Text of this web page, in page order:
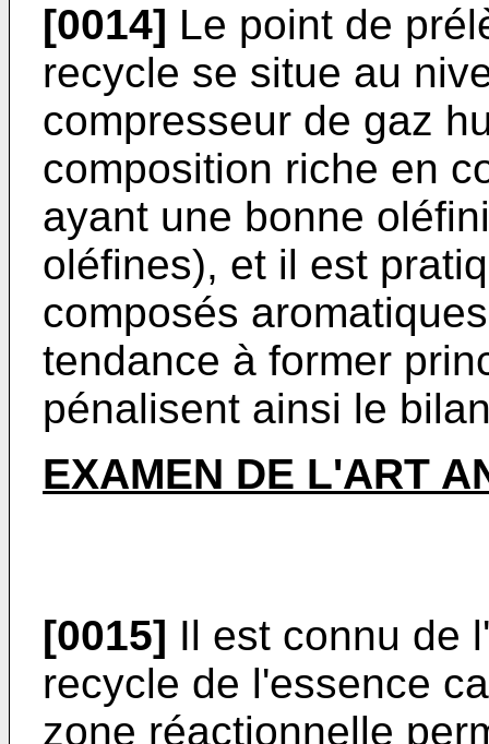
[0014] Le point de
recycle se situe au
compresseur de gaz
composition riche en
ayant une bonne
oléfines), et il est
composés
tendance à former
pénalisent ainsi le
EXAMEN DE L'ART
[0015] Il est connu de
recycle de l'essence
zone réactionnelle